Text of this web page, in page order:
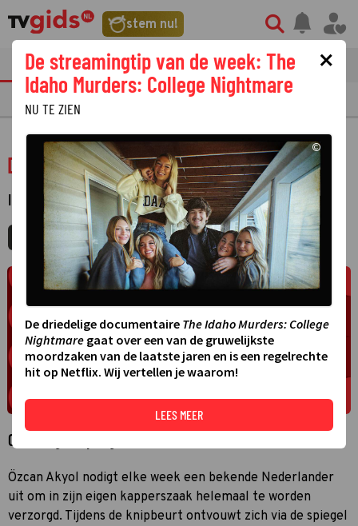
stem nu!
tvgids streaming nieuws
PRIMETIME GEMIST
De geknipte gast
INFORMATIEF ·
MIJNGIDS AGENDA DELEN
Over De geknipte gast
Özcan Akyol nodigt elke week een bekende Nederlander
uit om in zijn eigen kapperszaak helemaal te worden
verzorgd. Tijdens de knipbeurt ontvouwt zich via de spiegel
×
De streamingtip van de week: The
Idaho Murders: College Nightmare
NU TE ZIEN
©
De driedelige documentaire The Idaho Murders: College
Nightmare gaat over een van de gruwelijkste
moordzaken van de laatste jaren en is een regelrechte
hit op Netflix. Wij vertellen je waarom!
LEES MEER